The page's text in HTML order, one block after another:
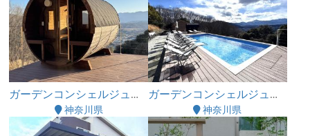
ガーデンコンシェルジュ株式会社
神奈川県
ガーデンコンシェルジュ株式会社
神奈川県